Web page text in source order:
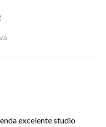
excelente studio